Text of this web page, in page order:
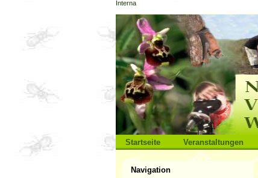
Direkt
zum
Inhalt
|
Direkt
zur
Navigation
Sektionen
Startseite Veranstaltungen
Benutzerspezifische
Interna
Navigation